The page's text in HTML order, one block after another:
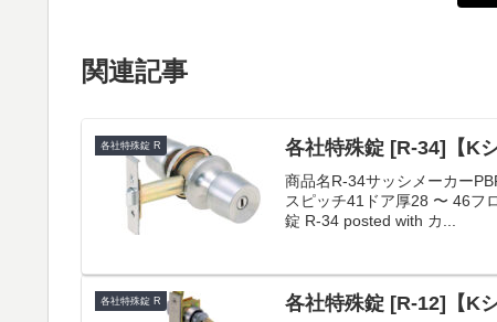
関連記事
各社特殊錠 R 各社特殊錠 [R-34]【K
商品名R-34サッシメーカー
スピッチ41ドア厚28 〜 46フ
錠 R-34 posted with カ...
各社特殊錠 R 各社特殊錠 [R-12]【K